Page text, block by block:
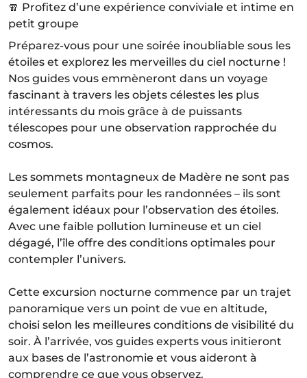
🧣 Profitez d’une expérience conviviale et intime en
petit groupe
Préparez-vous pour une soirée inoubliable sous les
étoiles et explorez les merveilles du ciel nocturne !
Nos guides vous emmèneront dans un voyage
fascinant à travers les objets célestes les plus
intéressants du mois grâce à de puissants
télescopes pour une observation rapprochée du
cosmos.
Les sommets montagneux de Madère ne sont pas
seulement parfaits pour les randonnées – ils sont
également idéaux pour l’observation des étoiles.
Avec une faible pollution lumineuse et un ciel
dégagé, l’île offre des conditions optimales pour
contempler l’univers.
Cette excursion nocturne commence par un trajet
panoramique vers un point de vue en altitude,
choisi selon les meilleures conditions de visibilité du
soir. À l’arrivée, vos guides experts vous initieront
aux bases de l’astronomie et vous aideront à
comprendre ce que vous observez.